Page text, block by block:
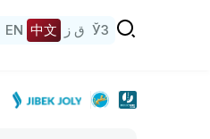
EN 中文 ق ز ЎЗ